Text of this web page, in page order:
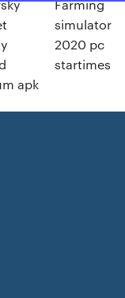
apk
Farming
simulator
2020 pc
startimes